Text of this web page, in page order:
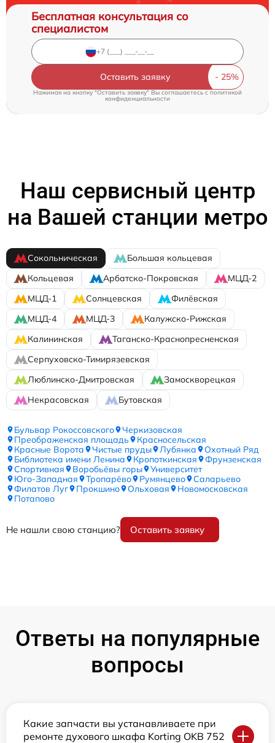
Бесплатная консультация со
специалистом
Оставить заявку
Нажимая на кнопку "Оставить заявку" Вы соглашаетесь cполитикой
конфиденциальности
Наш сервисный центр
на Вашей станции метро
Сокольническая
Большая кольцевая
Кольцевая
Арбатско-Покровская
МЦД-2
МЦД-1
Солнцевская
Филёвская
МЦД-4
МЦД-3
Калужско-Рижская
Калининская
Таганско-Краснопресненская
Серпуховско-Тимирязевская
Люблинско-Дмитровская
Замоскворецкая
Некрасовская
Бутовская
Бульвар Рокоссовского
Черкизовская
Преображенская площадь
Красносельская
Красные Ворота
Чистые пруды Лубянка
Охотный Ряд
Библиотека имени Ленина
Кропоткинская
Фрунзенская
Спортивная
Воробьёвы горы
Университет
Юго-Западная
Тропарёво Румянцево
Саларьево
Филатов Луг
Прокшино Ольховая
Новомосковская
Потапово
Не нашли свою станцию? Оставить заявку
Ответы на популярные
вопросы
Какие запчасти вы устанавливаете при
ремонте духового шкафа Korting OKB 752